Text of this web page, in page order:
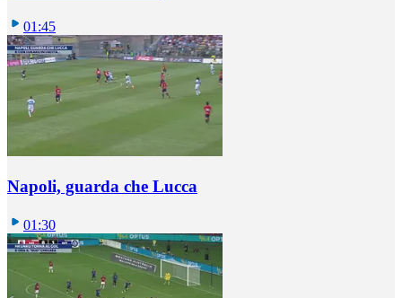
01:45
Napoli, guarda che Lucca
01:30